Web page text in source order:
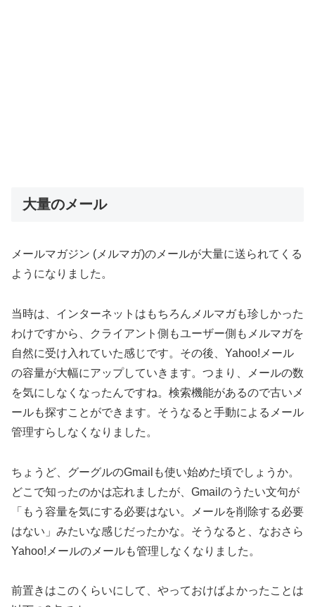
大量のメール
メールマガジン (メルマガ)のメールが大量に送られてくる
ようになりました。
当時は、インターネットはもちろんメルマガも珍しかった
わけですから、クライアント側もユーザー側もメルマガを
自然に受け入れていた感じです。その後、Yahoo!メール
の容量が大幅にアップしていきます。つまり、メールの数
を気にしなくなったんですね。検索機能があるので古いメ
ールも探すことができます。そうなると手動によるメール
管理すらしなくなりました。
ちょうど、グーグルのGmailも使い始めた頃でしょうか。
どこで知ったのかは忘れましたが、Gmailのうたい文句が
「もう容量を気にする必要はない。メールを削除する必要
はない」みたいな感じだったかな。そうなると、なおさら
Yahoo!メールのメールも管理しなくなりました。
前置きはこのくらいにして、やっておけばよかったことは